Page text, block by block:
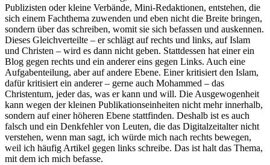
Publizisten oder kleine Verbände, Mini-Redaktionen, entstehen, die
sich einem Fachthema zuwenden und eben nicht die Breite bringen,
sondern über das schreiben, womit sie sich befassen und auskennen.
Dieses Gleichverteilte – er schlägt auf rechts und links, auf Islam
und Christen – wird es dann nicht geben. Stattdessen hat einer ein
Blog gegen rechts und ein anderer eins gegen Links. Auch eine
Aufgabenteilung, aber auf andere Ebene. Einer kritisiert den Islam,
dafür kritisiert ein anderer – gerne auch Mohammed – das
Christentum, jeder das, was er kann und will. Die Ausgewogenheit
kann wegen der kleinen Publikationseinheiten nicht mehr innerhalb,
sondern auf einer höheren Ebene stattfinden. Deshalb ist es auch
falsch und ein Denkfehler von Leuten, die das Digitalzeitalter nicht
verstehen, wenn man sagt, ich würde mich nach rechts bewegen,
weil ich häufig Artikel gegen links schreibe. Das ist halt das Thema,
mit dem ich mich befasse.